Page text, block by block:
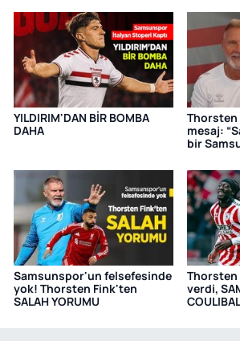
YILDIRIM'DAN BİR BOMBA
DAHA
Thorsten
mesaj:
bir
Samsunspor'un felsefesinde
yok! Thorsten Fink'ten
SALAH YORUMU
Thorsten
verdi,